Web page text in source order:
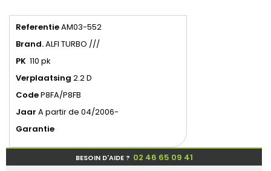
ReferentieAM03-552
Brand.ALFI TURBO ///
PK 110 pk
Verplaatsing 2.2 D
CodeP8FA/P8FB
Jaar A partir de 04/2006-
Garantie
BESOIN D'AIDE ? 02 46 65 09 41